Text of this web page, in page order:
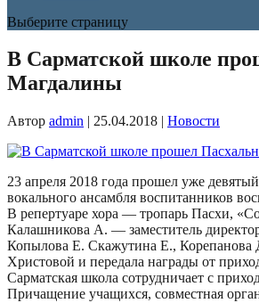
Выберите страницу
В Сарматской школе
Магдалины
Автор admin | 25.04.2018 | Новости
23 апреля 2018 года прошел уже
вокального ансамбля воспитанников
В репертуаре хора — тропарь Пасхи,
Калашникова А. — заместитель
Копылова Е. Скажутина Е., Корепанова
Христовой и передала награды от
Сарматская школа сотрудничает с
Причащение учащихся, совместная